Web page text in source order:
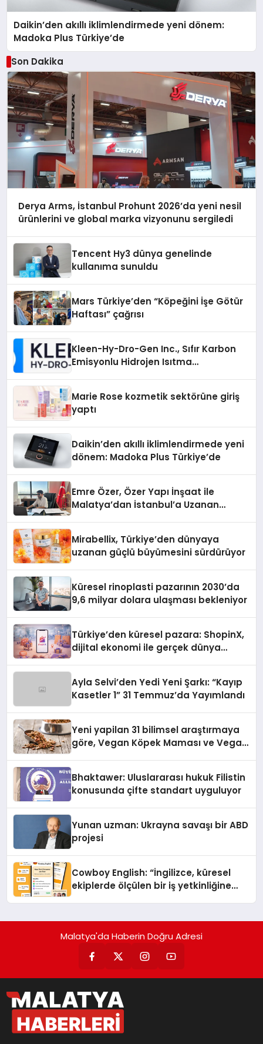
Daikin’den akıllı iklimlendirmede yeni dönem:
Madoka Plus Türkiye’de
Son Dakika
Derya Arms, İstanbul Prohunt 2026’da yeni nesil
ürünlerini ve global marka vizyonunu sergiledi
Tencent Hy3 dünya genelinde
kullanıma sunuldu
Mars Türkiye’den “Köpeğini İşe Götür
Haftası” çağrısı
Kleen-Hy-Dro-Gen Inc., Sıfır Karbon
Emisyonlu Hidrojen Isıtma
Marie Rose kozmetik sektörüne giriş
yaptı
Daikin’den akıllı iklimlendirmede yeni
dönem: Madoka Plus Türkiye’de
Emre Özer, Özer Yapı İnşaat ile
Malatya’dan İstanbul’a Uzanan
Mirabellix, Türkiye’den dünyaya
uzanan güçlü büyümesini sürdürüyor
Küresel rinoplasti pazarının 2030’da
9,6 milyar dolara ulaşması bekleniyor
Türkiye’den küresel pazara: ShopinX,
dijital ekonomi ile gerçek dünya
Ayla Selvi’den Yedi Yeni Şarkı: “Kayıp
Kasetler 1” 31 Temmuz’da Yayımlandı
Yeni yapilan 31 bilimsel araştırmaya
göre, Vegan Köpek Maması ve Vegan
Bhaktawer: Uluslararası hukuk Filistin
konusunda çifte standart uyguluyor
Yunan uzman: Ukrayna savaşı bir ABD
projesi
Cowboy English: “İngilizce, küresel
ekiplerde ölçülen bir iş yetkinliğine
Malatya'da Haberin Doğru Adresi